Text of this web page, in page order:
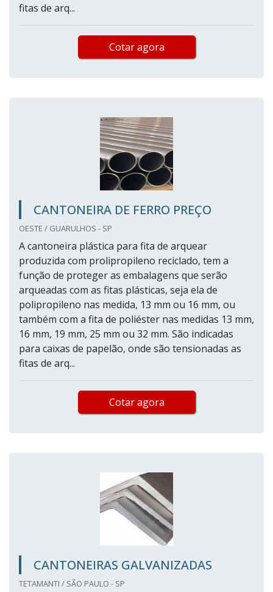
fitas de arq...
Cotar agora
CANTONEIRA DE FERRO PREÇO
OESTE / GUARULHOS - SP
A cantoneira plástica para fita de arquear
produzida com prolipropileno reciclado, tem a
função de proteger as embalagens que serão
arqueadas com as fitas plásticas, seja ela de
polipropileno nas medida, 13 mm ou 16 mm, ou
também com a fita de poliéster nas medidas 13 mm,
16 mm, 19 mm, 25 mm ou 32 mm. São indicadas
para caixas de papelão, onde são tensionadas as
fitas de arq...
Cotar agora
CANTONEIRAS GALVANIZADAS
TETAMANTI / SÃO PAULO - SP